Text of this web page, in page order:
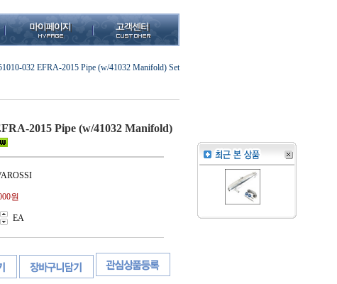
032 EFRA-2015 Pipe (w/41032 Manifold) Set
2015 Pipe (w/41032 Manifold)
원
EA